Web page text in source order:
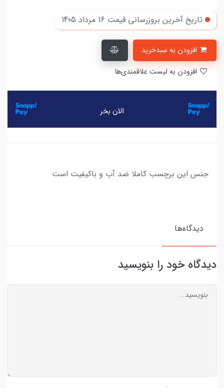
تاریخ آخرین بروزرسانی قیمت 16 مرداد 1405
جنس این برچسب کاملا ضد آب و باکیفیت است
دیدگاه‌ها
دیدگاه خود را بنویسید